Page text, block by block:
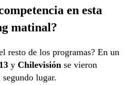
en esta
matinal?
resto de los programas? En un
y Chilevisión se vieron
lugar.